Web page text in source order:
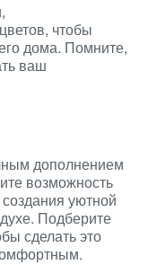
чтобы
дома. Помните,
ваш
дополнением
возможность
уютной
Подберите
сделать это